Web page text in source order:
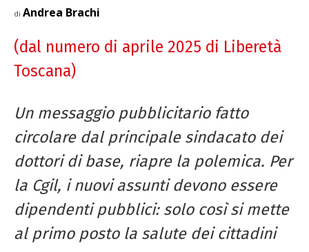
di Andrea Brachi
(dal numero di aprile 2025 di Liberetà
Toscana)
Un messaggio pubblicitario fatto
circolare dal principale sindacato dei
dottori di base, riapre la polemica. Per
la Cgil, i nuovi assunti devono essere
dipendenti pubblici: solo così si mette
al primo posto la salute dei cittadini